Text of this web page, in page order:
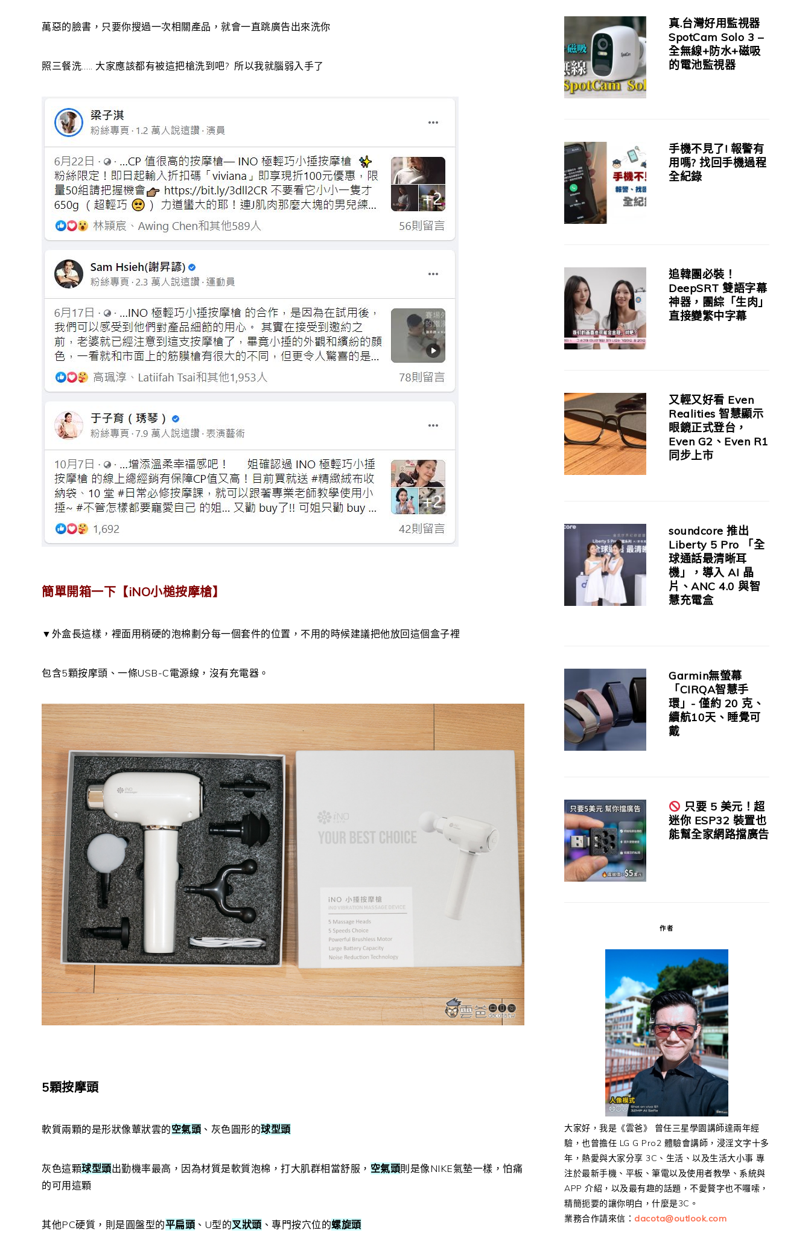
萬惡的臉書，只要你搜過一次相關產品，就會一直跳廣告出來洗你
照三餐洗….. 大家應該都有被這把槍洗到吧? 所以我就腦弱入手了
簡單開箱一下【iNO小槌按摩槍】
▼外盒長這樣，裡面用稍硬的泡棉劃分每一個套件的位置，不用的時候建議把他放回這個盒子裡
包含5顆按摩頭、一條USB-C電源線，沒有充電器。
5顆按摩頭
軟質兩顆的是形狀像蕈狀雲的空氣頭 、灰色圓形的球型頭
灰色這顆球型頭出勤機率最高，因為材質是軟質泡棉，打大肌群相當舒服， 空氣頭則是像NIKE氣墊一樣，怕痛
的可用這顆
其他PC硬質，則是圓盤型的平扁頭 、U型的叉狀頭 、專門按穴位的螺旋頭
真.台灣好用監視器
SpotCam Solo 3 –
全無線+防水+磁吸
的電池監視器
手機不見了! 報警有
用嗎? 找回手機過程
全紀錄
追韓團必裝！
DeepSRT 雙語字幕
神器，團綜「生肉」
直接變繁中字幕
又輕又好看 Even
Realities 智慧顯示
眼鏡正式登台，
Even G2、Even R1
同步上市
soundcore 推出
Liberty 5 Pro 「全
球通話最清晰耳
機」，導入 AI 晶
片、ANC 4.0 與智
慧充電盒
Garmin無螢幕
「CIRQA智慧手
環」- 僅約 20 克、
續航10天、睡覺可
戴
只要 5 美元！超
迷你 ESP32 裝置也
能幫全家網路擋廣告
作者
大家好，我是《雲爸》 曾任三星學園講師達兩年經
驗，也曾擔任 LG G Pro2 體驗會講師，浸淫文字十多
年，熱愛與大家分享 3C、生活、以及生活大小事 專
注於最新手機、平板、筆電以及使用者教學、系統與
APP 介紹，以及最有趣的話題，不愛贅字也不囉嗦，
精簡扼要的讓你明白，什麼是3C。
業務合作請來信： dacota@outlook.com